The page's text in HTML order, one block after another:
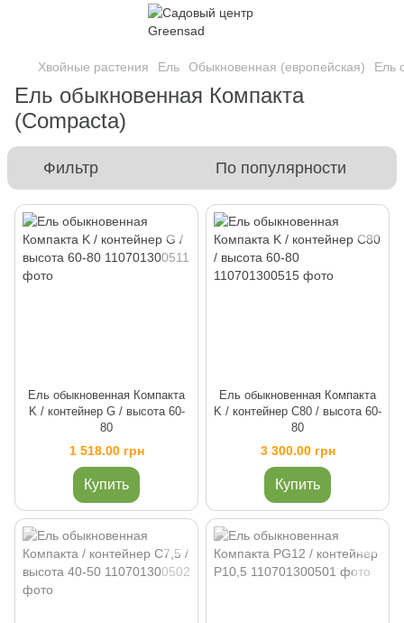
Хвойные растения Ель Обыкновенная (европейская) Ель
Ель обыкновенная Компакта
(Compacta)
Фильтр По популярности
Ель обыкновенная Компакта
K / контейнер G / высота 60-
80
1 518.00 грн
Купить
Ель обыкновенная Компакта
K / контейнер C80 / высота 60-
80
3 300.00 грн
Купить